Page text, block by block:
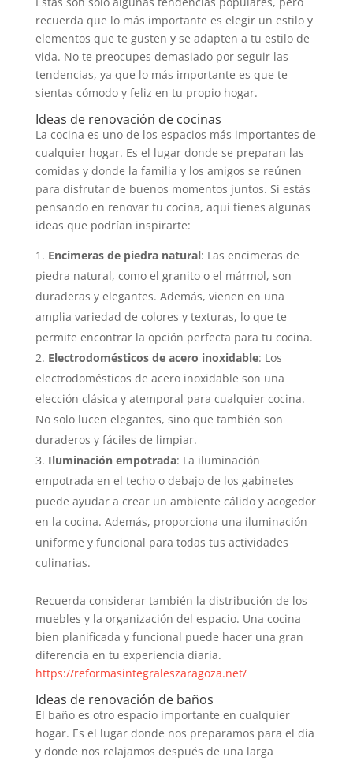
recuerda que lo más importante es elegir un estilo y
elementos que te gusten y se adapten a tu estilo de
vida. No te preocupes demasiado por seguir las
tendencias, ya que lo más importante es que te
sientas cómodo y feliz en tu propio hogar.
Ideas de renovación de cocinas
La cocina es uno de los espacios más importantes de
cualquier hogar. Es el lugar donde se preparan las
comidas y donde la familia y los amigos se reúnen
para disfrutar de buenos momentos juntos. Si estás
pensando en renovar tu cocina, aquí tienes algunas
ideas que podrían inspirarte:
Encimeras de piedra natural: Las encimeras de
piedra natural, como el granito o el mármol, son
duraderas y elegantes. Además, vienen en una
amplia variedad de colores y texturas, lo que te
permite encontrar la opción perfecta para tu cocina.
Electrodomésticos de acero inoxidable: Los
electrodomésticos de acero inoxidable son una
elección clásica y atemporal para cualquier cocina.
No solo lucen elegantes, sino que también son
duraderos y fáciles de limpiar.
Iluminación empotrada: La iluminación
empotrada en el techo o debajo de los gabinetes
puede ayudar a crear un ambiente cálido y acogedor
en la cocina. Además, proporciona una iluminación
uniforme y funcional para todas tus actividades
culinarias.
Recuerda considerar también la distribución de los
muebles y la organización del espacio. Una cocina
bien planificada y funcional puede hacer una gran
diferencia en tu experiencia diaria.
https://reformasintegraleszaragoza.net/
Ideas de renovación de baños
El baño es otro espacio importante en cualquier
hogar. Es el lugar donde nos preparamos para el día
y donde nos relajamos después de una larga